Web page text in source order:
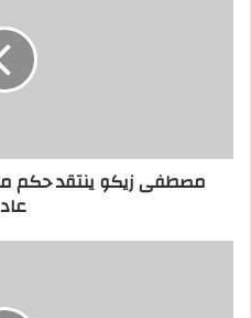
عادلة
مصطفى زيكو ينتقد حكم